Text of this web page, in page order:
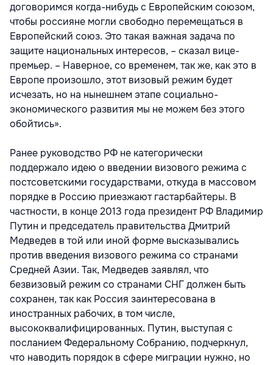
договоримся когда-нибудь с Европейским союзом,
чтобы россияне могли свободно перемещаться в
Европейский союз. Это такая важная задача по
защите национальных интересов, – сказал вице-
премьер. – Наверное, со временем, так же, как это в
Европе произошло, этот визовый режим будет
исчезать, но на нынешнем этапе социально-
экономического развития мы не можем без этого
обойтись».
Ранее руководство РФ не категорически
поддержало идею о введении визового режима с
постсоветскими государствами, откуда в массовом
порядке в Россию приезжают гастарбайтеры. В
частности, в конце 2013 года президент РФ Владимир
Путин и председатель правительства Дмитрий
Медведев в той или иной форме высказывались
против введения визового режима со странами
Средней Азии. Так, Медведев заявлял, что
безвизовый режим со странами СНГ должен быть
сохранен, так как Россия заинтересована в
иностранных рабочих, в том числе,
высококвалифицированных. Путин, выступая с
посланием Федеральному Собранию, подчеркнул,
что наводить порядок в сфере миграции нужно, но